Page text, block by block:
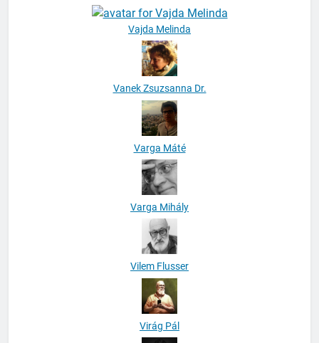
Vajda Melinda
Vanek Zsuzsanna Dr.
Varga Máté
Varga Mihály
Vilem Flusser
Virág Pál